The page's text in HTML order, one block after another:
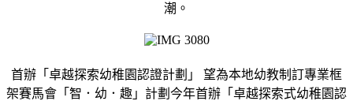
潮。
首辦「卓越探索幼稚園認證計劃」 望為本地幼教制訂專業框
架賽馬會「智．幼．趣」計劃今年首辦「卓越探索式幼稚園認